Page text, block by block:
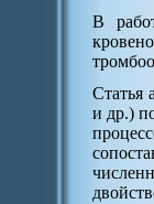
В
Статья
и др.)